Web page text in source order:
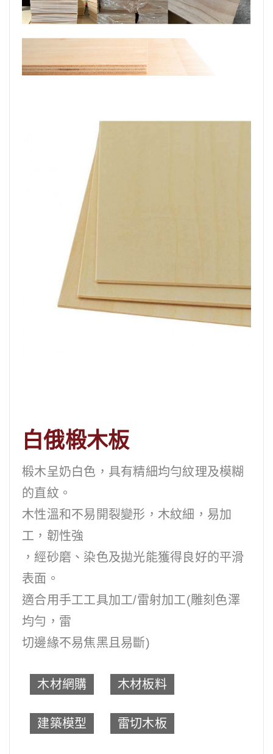
白俄椴木板
椴木呈奶白色，具有精細均勻紋理及模糊
的直紋。
木性溫和不易開裂變形，木紋細，易加
工，韌性強
，經砂磨、染色及拋光能獲得良好的平滑
表面。
適合用手工工具加工/雷射加工(雕刻色澤
均勻，雷
切邊緣不易焦黑且易斷)
木材網購 木材板料
建築模型 雷切木板